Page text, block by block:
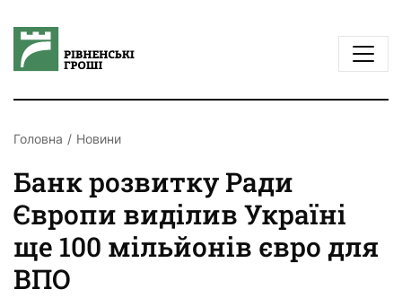
Головна Новини
Банк розвитку Ради
Європи виділив Україні
ще 100 мільйонів євро для
ВПО